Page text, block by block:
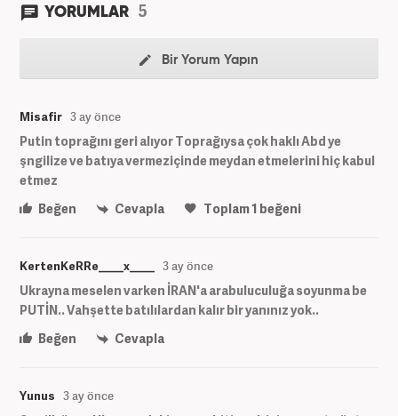
YORUMLAR 5
Bir Yorum Yapın
Misafir 3 ay önce
Putin toprağını geri alıyor Toprağıysa çok haklı Abd ye
şngilize ve batıya vermeziçinde meydan etmelerini hiç kabul
etmez
Beğen
Cevapla Toplam1 beğeni
KertenKeRRe____x____ 3 ay önce
Ukrayna meselen varken İRAN'a arabuluculuğa soyunma be
PUTİN.. Vahşette batılılardan kalır bir yanınız yok..
Beğen
Cevapla
Yunus 3 ay önce